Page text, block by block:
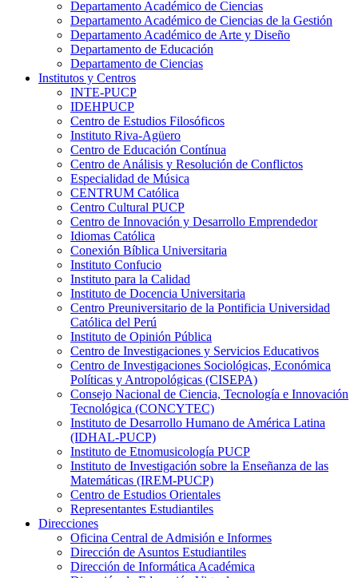
Departamento Académico de Ciencias
Departamento Académico de Ciencias de la Gestión
Departamento Académico de Arte y Diseño
Departamento de Educación
Departamento de Ciencias
Institutos y Centros
INTE-PUCP
IDEHPUCP
Centro de Estudios Filosóficos
Instituto Riva-Agüero
Centro de Educación Contínua
Centro de Análisis y Resolución de Conflictos
Especialidad de Música
CENTRUM Católica
Centro Cultural PUCP
Centro de Innovación y Desarrollo Emprendedor
Idiomas Católica
Conexión Bíblica Universitaria
Instituto Confucio
Instituto para la Calidad
Instituto de Docencia Universitaria
Centro Preuniversitario de la Pontificia Universidad
Católica del Perú
Instituto de Opinión Pública
Centro de Investigaciones y Servicios Educativos
Centro de Investigaciones Sociológicas, Económica
Políticas y Antropológicas (CISEPA)
Consejo Nacional de Ciencia, Tecnología e Innovación
Tecnológica (CONCYTEC)
Instituto de Desarrollo Humano de América Latina
(IDHAL-PUCP)
Instituto de Etnomusicología PUCP
Instituto de Investigación sobre la Enseñanza de las
Matemáticas (IREM-PUCP)
Centro de Estudios Orientales
Representantes Estudiantiles
Direcciones
Oficina Central de Admisión e Informes
Dirección de Asuntos Estudiantiles
Dirección de Informática Académica